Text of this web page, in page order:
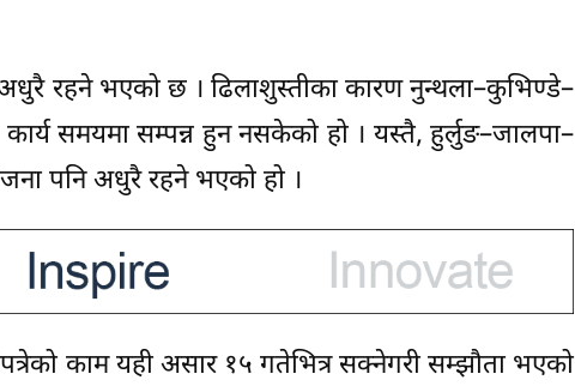
रहने भएको छ । ढिलाशुस्तीका कारण नुन्थला–कुभिण्डे–
समयमा सम्पन्न हुन नसकेको हो । यस्तै, हुर्लुङ–जालपा–
पनि अधुरै रहने भएको हो ।
काम यही असार १५ गतेभित्र सक्नेगरी सम्झौता भएको